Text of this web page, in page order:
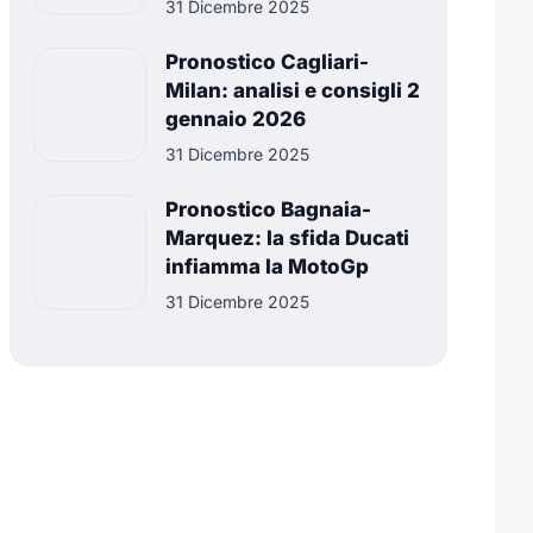
31 Dicembre 2025
Pronostico Cagliari-
Milan: analisi e consigli 2
gennaio 2026
31 Dicembre 2025
Pronostico Bagnaia-
Marquez: la sfida Ducati
infiamma la MotoGp
31 Dicembre 2025